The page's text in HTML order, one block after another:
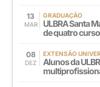
13
MAR
GRADUAÇÃO
ULBRA Santa
de quatro
08
DEZ
EXTENSÃO
Alunos da